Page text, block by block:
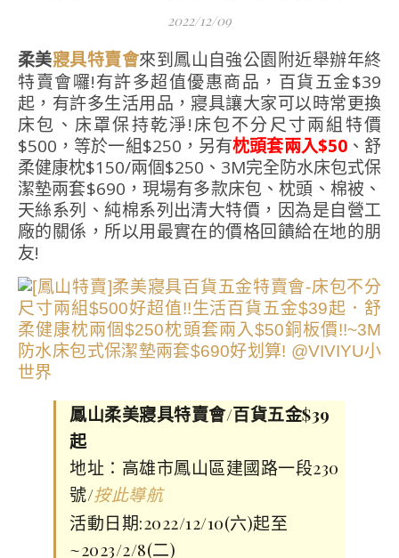
2022/12/09
柔美寢具特賣會來到鳳山自強公園附近舉辦年終
特賣會囉!有許多超值優惠商品，百貨五金$39
起，有許多生活用品，寢具讓大家可以時常更換
床包、床罩保持乾淨!床包不分尺寸兩組特價
$500，等於一組$250，另有枕頭套兩入$50、舒
柔健康枕$150/兩個$250、3M完全防水床包式保
潔墊兩套$690，現場有多款床包、枕頭、棉被、
天絲系列、純棉系列出清大特價，因為是自營工
廠的關係，所以用最實在的價格回饋給在地的朋
友!
鳳山柔美寢具特賣會/百貨五金$39
起
地址：高雄市鳳山區建國路一段230
號/按此導航
活動日期:2022/12/10(六)起至
~2023/2/8(二)